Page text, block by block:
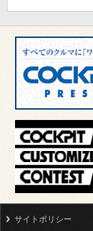
サイトポリシー